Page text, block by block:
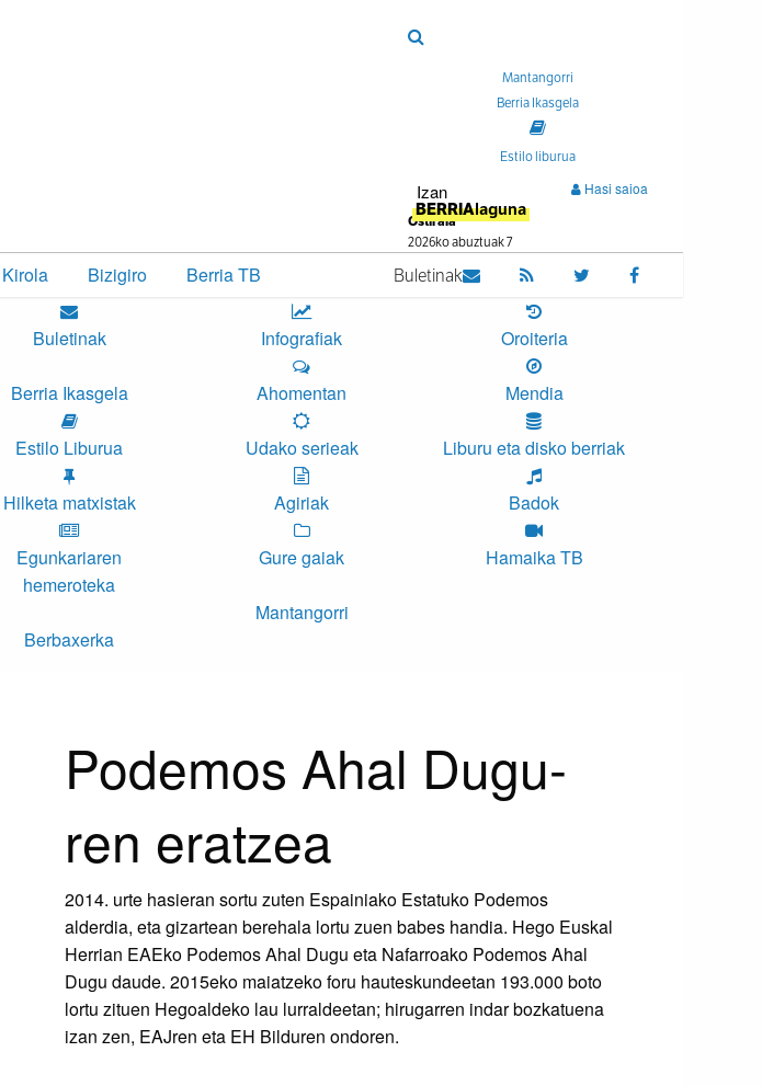
Mantangorri
Berria Ikasgela
Estilo liburua
Izan
BERRIAlaguna
Hasi saioa
Ostirala
2026ko abuztuak 7
Kirola Bizigiro Berria TB Buletinak
Buletinak
Berria Ikasgela
Estilo Liburua
Hilketa matxistak
Egunkariaren
hemeroteka
Berbaxerka
Infografiak
Ahomentan
Udako serieak
Agiriak
Gure gaiak
Mantangorri
Oroiteria
Mendia
Liburu eta disko berriak
Badok
Hamaika TB
Podemos Ahal Dugu-
ren eratzea
2014. urte hasieran sortu zuten Espainiako Estatuko Podemos
alderdia, eta gizartean berehala lortu zuen babes handia. Hego Euskal
Herrian EAEko Podemos Ahal Dugu eta Nafarroako Podemos Ahal
Dugu daude. 2015eko maiatzeko foru hauteskundeetan 193.000 boto
lortu zituen Hegoaldeko lau lurraldeetan; hirugarren indar bozkatuena
izan zen, EAJren eta EH Bilduren ondoren.